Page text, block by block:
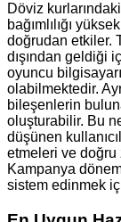
Döviz
bağımlılığı
doğrudan etkiler.
dışından geldiği
oyuncu
olabilmektedir.
bileşenlerin
oluşturabilir. Bu
düşünen
etmeleri ve doğru
Kampanya
sistem edinmek